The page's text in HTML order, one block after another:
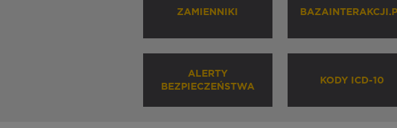
ZAMIENNIKI
ALERTY
BEZPIECZEŃSTWA
KODY ICD-10